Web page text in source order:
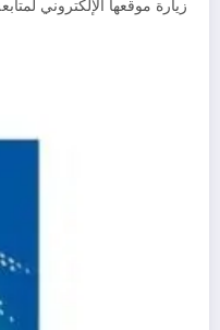
زيارة موقعها الإلكتروني